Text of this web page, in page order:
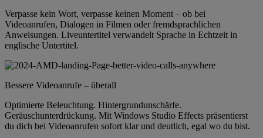
Verpasse kein Wort, verpasse keinen Moment – ob bei
Videoanrufen, Dialogen in Filmen oder fremdsprachlichen
Anweisungen. Liveuntertitel verwandelt Sprache in Echtzeit in
englische Untertitel.
Bessere Videoanrufe – überall
Optimierte Beleuchtung. Hintergrundunschärfe.
Geräuschunterdrückung. Mit Windows Studio Effects präsentierst
du dich bei Videoanrufen sofort klar und deutlich, egal wo du bist.